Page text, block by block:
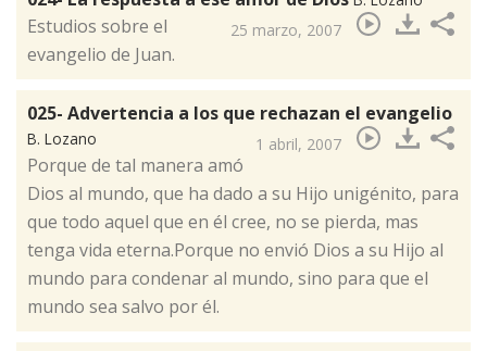
25 marzo, 2007
Estudios sobre el
evangelio de Juan.
025- Advertencia a los que rechazan el evangelio
B. Lozano 1 abril, 2007
Porque de tal manera amó
Dios al mundo, que ha dado a su Hijo unigénito, para
que todo aquel que en él cree, no se pierda, mas
tenga vida eterna.Porque no envió Dios a su Hijo al
mundo para condenar al mundo, sino para que el
mundo sea salvo por él.